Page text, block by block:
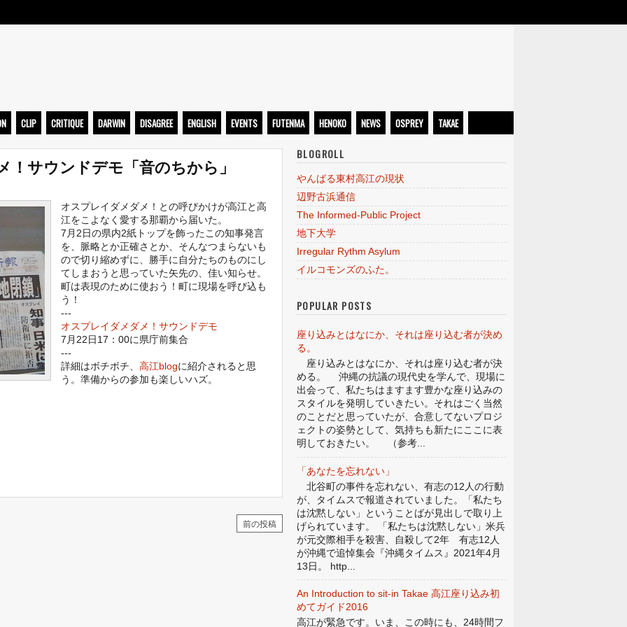
CLIP CRITIQUE DARWIN DISAGREE ENGLISH EVENTS FUTENMA HENOKO NEWS OSPREY TAKAE
！サウンドデモ「音のちから」
オスプレイダメダメ！との呼びかけが高江と高
江をこよなく愛する那覇から届いた。
7月2日の県内2紙トップを飾ったこの知事発言
を、脈略とか正確さとか、そんなつまらないも
ので切り縮めずに、勝手に自分たちのものにし
てしまおうと思っていた矢先の、佳い知らせ。
町は表現のために使おう！町に現場を呼び込も
う！
---
オスプレイダメダメ！サウンドデモ
7月22日17：00に県庁前集合
---
詳細はボチボチ、 高江blogに紹介されると思
う。準備からの参加も楽しいハズ。
前の投稿
BLOGROLL
やんばる東村高江の現状
辺野古浜通信
The Informed-Public Project
地下大学
Irregular Rythm Asylum
イルコモンズのふた。
POPULAR POSTS
座り込みとはなにか、それは座り込む者が決め
る。
座り込みとはなにか、それは座り込む者が決
める。 沖縄の抗議の現代史を学んで、現場に
出会って、私たちはますます豊かな座り込みの
スタイルを発明していきたい。それはごく当然
のことだと思っていたが、合意してないプロジ
ェクトの姿勢として、気持ちも新たにここに表
明しておきたい。 （参考...
「あなたを忘れない」
北谷町の事件を忘れない、有志の12人の行動
が、タイムスで報道されていました。「私たち
は沈黙しない」ということばが見出しで取り上
げられています。 「私たちは沈黙しない」米兵
が元交際相手を殺害、自殺して2年 有志12人
が沖縄で追悼集会『沖縄タイムス』2021年4月
13日。 http...
An Introduction to sit-in Takae 高江座り込み初
めてガイド2016
高江が緊急です。いま、この時にも、24時間フ